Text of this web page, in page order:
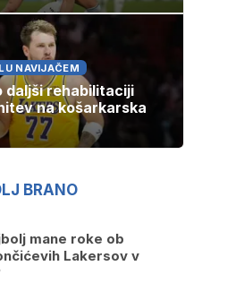
NAVIJAČEM
daljši rehabilitaciji
na košarkarska
BRANO
mane roke ob
Lakersov v